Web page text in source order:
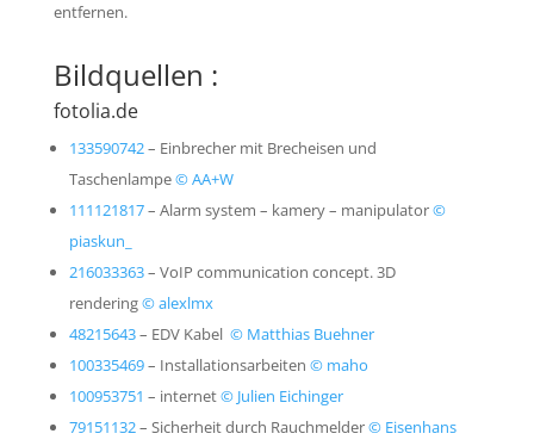
entfernen.
Bildquellen :
fotolia.de
133590742– Einbrecher mit Brecheisen und
Taschenlampe© AA+W
111121817– Alarm system – kamery – manipulator©
piaskun_
216033363– VoIP communication concept. 3D
rendering© alexlmx
48215643– EDV Kabel © Matthias Buehner
100335469– Installationsarbeiten © maho
100953751 – internet© Julien Eichinger
79151132– Sicherheit durch Rauchmelder© Eisenhans